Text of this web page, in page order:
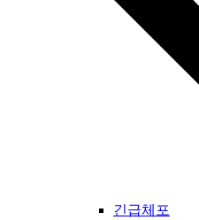
긴급체포